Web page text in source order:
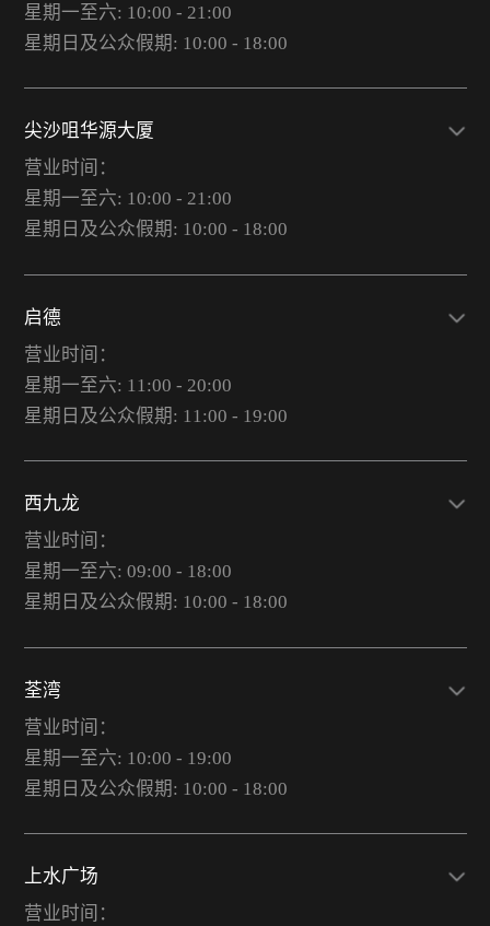
星期一至六: 10:00 - 21:00
星期日及公众假期: 10:00 - 18:00
尖沙咀华源大厦
营业时间：
星期一至六: 10:00 - 21:00
星期日及公众假期: 10:00 - 18:00
启德
营业时间：
星期一至六: 11:00 - 20:00
星期日及公众假期: 11:00 - 19:00
西九龙
营业时间：
星期一至六: 09:00 - 18:00
星期日及公众假期: 10:00 - 18:00
荃湾
营业时间：
星期一至六: 10:00 - 19:00
星期日及公众假期: 10:00 - 18:00
上水广场
营业时间：